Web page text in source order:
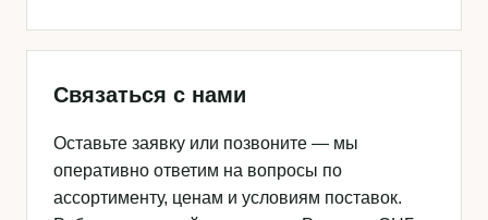
Связаться с нами
Оставьте заявку или позвоните — мы
оперативно ответим на вопросы по
ассортименту, ценам и условиям поставок.